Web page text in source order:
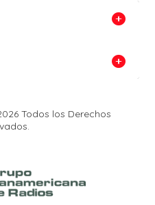
Todos los Derechos